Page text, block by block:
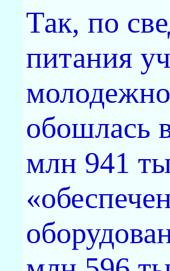
Так, по
питания
обошлась
млн 941